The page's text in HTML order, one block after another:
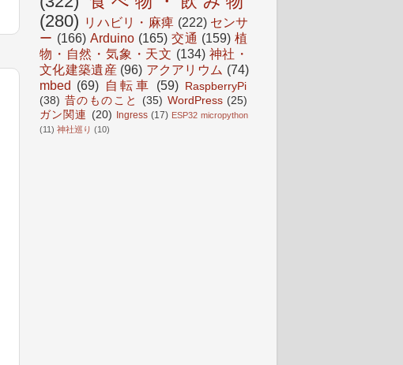
(280) リハビリ・麻痺 (222) センサ
ー (166) Arduino (165) 交通 (159) 植
物・自然・気象・天文 (134) 神社・
文化建築遺産 (96) アクアリウム (74)
mbed (69) 自転車 (59) RaspberryPi
(38) 昔のものこと (35) WordPress (25)
ガン関連 (20) Ingress (17) ESP32 micropython
(11) 神社巡り (10)